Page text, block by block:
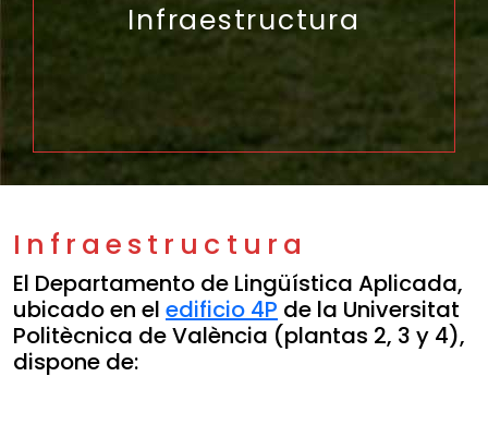
Infraestructura
Infraestructura
El Departamento de Lingüística Aplicada,
ubicado en el edificio 4P de la Universitat
Politècnica de València (plantas 2, 3 y 4),
dispone de: